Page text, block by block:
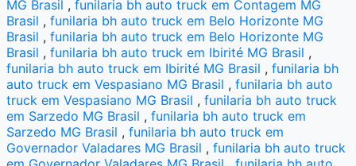
MG Brasil ,funilaria bh auto truck em Contagem MG
Brasil ,funilaria bh auto truck em Belo Horizonte MG
Brasil ,funilaria bh auto truck em Belo Horizonte MG
Brasil ,funilaria bh auto truck em Ibirité MG Brasil ,
funilaria bh auto truck em Ibirité MG Brasil ,funilaria bh
auto truck em Vespasiano MG Brasil ,funilaria bh auto
truck em Vespasiano MG Brasil ,funilaria bh auto truck
em Sarzedo MG Brasil ,funilaria bh auto truck em
Sarzedo MG Brasil ,funilaria bh auto truck em
Governador Valadares MG Brasil ,funilaria bh auto truck